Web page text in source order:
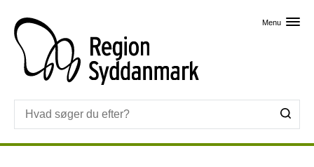
Menu